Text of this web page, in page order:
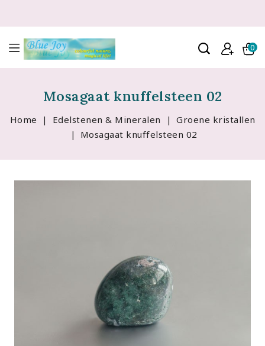
0
Mosagaat knuffelsteen 02
Home Edelstenen & Mineralen
Groene kristallen
Mosagaat knuffelsteen 02